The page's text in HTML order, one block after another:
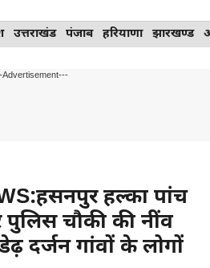
उत्तराखंड पंजाब हरियाणा झारखण्ड
Advertisement---
हल्का पांच
चौकी की नींव
दर्जन गांवों के लोगों